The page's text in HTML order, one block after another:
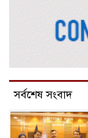
সর্বশেষ সংবাদ